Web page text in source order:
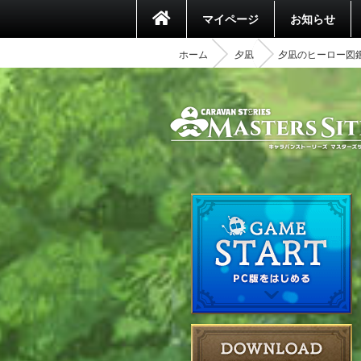
マイページ お知らせ
ホーム 夕凪 夕凪のヒーロー図